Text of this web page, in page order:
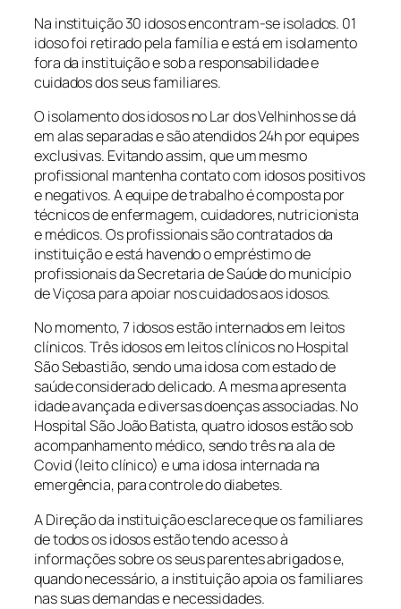
Na instituição 30 idosos encontram-se isolados. 01
idoso foi retirado pela família e está em isolamento
fora da instituição e sob a responsabilidade e
cuidados dos seus familiares.
O isolamento dos idosos no Lar dos Velhinhos se dá
em alas separadas e são atendidos 24h por equipes
exclusivas. Evitando assim, que um mesmo
profissional mantenha contato com idosos positivos
e negativos. A equipe de trabalho é composta por
técnicos de enfermagem, cuidadores, nutricionista
e médicos. Os profissionais são contratados da
instituição e está havendo o empréstimo de
profissionais da Secretaria de Saúde do município
de Viçosa para apoiar nos cuidados aos idosos.
No momento, 7 idosos estão internados em leitos
clínicos. Três idosos em leitos clínicos no Hospital
São Sebastião, sendo uma idosa com estado de
saúde considerado delicado. A mesma apresenta
idade avançada e diversas doenças associadas. No
Hospital São João Batista, quatro idosos estão sob
acompanhamento médico, sendo três na ala de
Covid (leito clínico) e uma idosa internada na
emergência, para controle do diabetes.
A Direção da instituição esclarece que os familiares
de todos os idosos estão tendo acesso à
informações sobre os seus parentes abrigados e,
quando necessário, a instituição apoia os familiares
nas suas demandas e necessidades.